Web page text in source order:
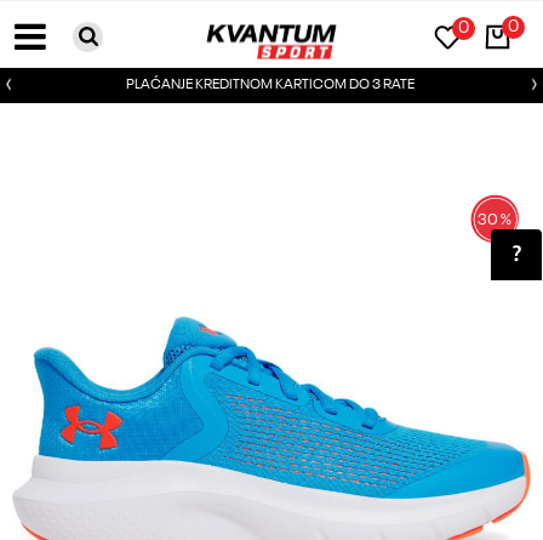
0
0
PLAĆANJE KREDITNOM KARTICOM DO 3 RATE
30%